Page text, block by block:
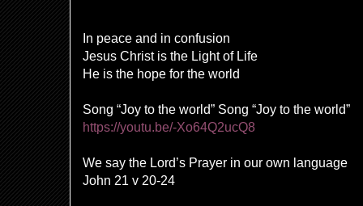
In peace and in confusion
Jesus Christ is the Light of Life
He is the hope for the world
Song “Joy to the world” Song “Joy to the world”
https://youtu.be/-Xo64Q2ucQ8
We say the Lord’s Prayer in our own language
John 21 v 20-24